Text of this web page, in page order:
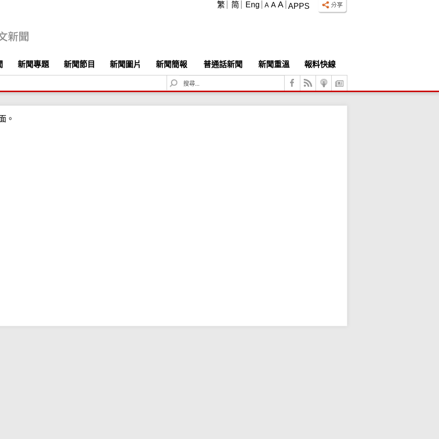
APPS
A A A
繁 简 Eng
新聞專題 新聞節目 新聞圖片 新聞簡報 普通話新聞 新聞重溫
報料快線
S
e
。